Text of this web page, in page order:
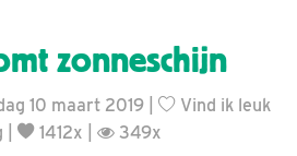
zonneschijn
10 maart 2019 |
Vind ik leuk
1412x | 349x